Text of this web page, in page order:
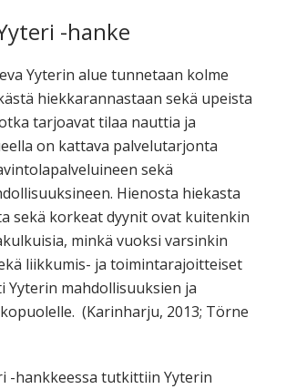
-hanke
Yyterin alue tunnetaan kolme
hiekkarannastaan sekä upeista
tarjoavat tilaa nauttia ja
on kattava palvelutarjonta
sekä
Hienosta hiekasta
sekä korkeat dyynit ovat kuitenkin
minkä vuoksi varsinkin
liikkumis- ja toimintarajoitteiset
Yyterin mahdollisuuksien ja
(Karinharju, 2013; Törne
-hankkeessa tutkittiin Yyterin